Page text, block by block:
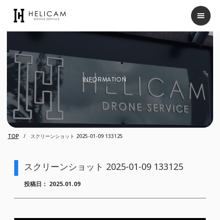
INFORMATION
TOP スクリーンショット 2025-01-09 133125
スクリーンショット 2025-01-09 133125
投稿日： 2025.01.09